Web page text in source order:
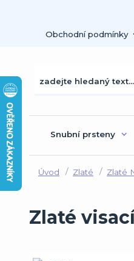
Obchodní podmínky
Snubní prsteny
Úvod Zlaté Zlaté
Zlaté